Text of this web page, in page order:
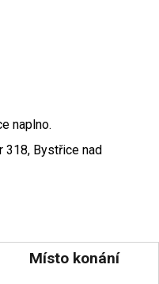
naplno.
318, Bystřice nad
Místo konání